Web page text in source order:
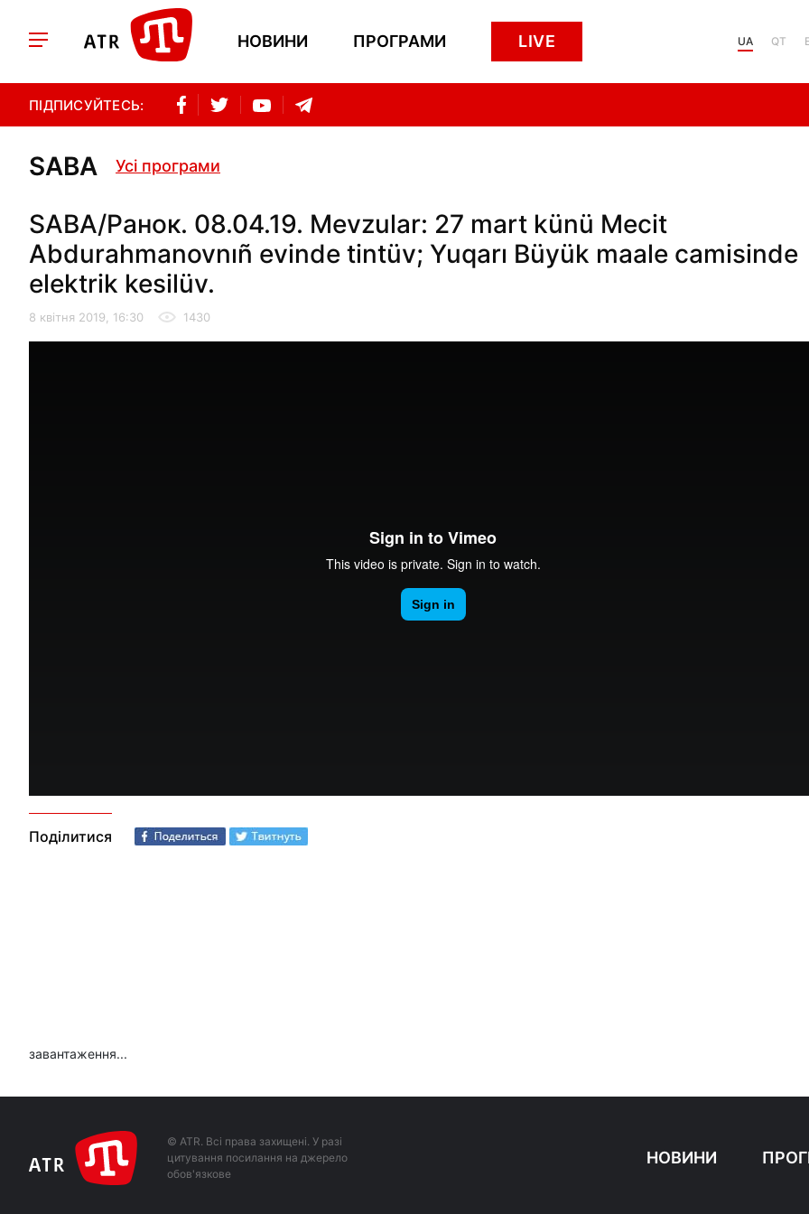
НОВИНИ ПРОГРАМИ LIVE UA QT
ПІДПИСУЙТЕСЬ:
SABA Усі програми
SABA/Ранок. 08.04.19. Mevzular: 27 mart künü Mecit
Abdurahmanovnıñ evinde tintüv; Yuqarı Büyük maale camisinde
elektrik kesilüv.
8 квітня 2019, 16:30 1430
Поділитися
завантаження...
© ATR. Всі права захищені. У разі
цитування посилання на джерело
обов'язкове
НОВИНИ